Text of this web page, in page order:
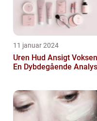
11 januar 2024
Uren Hud Ansigt
En Dybdegående